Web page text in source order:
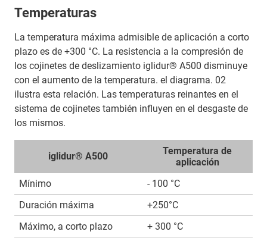
Temperaturas
La temperatura máxima admisible de aplicación a corto
plazo es de +300 °C. La resistencia a la compresión de
los cojinetes de deslizamiento iglidur® A500 disminuye
con el aumento de la temperatura. el diagrama. 02
ilustra esta relación. Las temperaturas reinantes en el
sistema de cojinetes también influyen en el desgaste de
los mismos.
iglidur® A500
Temperatura de
aplicación
Mínimo
- 100 °C
Duración máxima
+250°C
Máximo, a corto plazo
+ 300 °C